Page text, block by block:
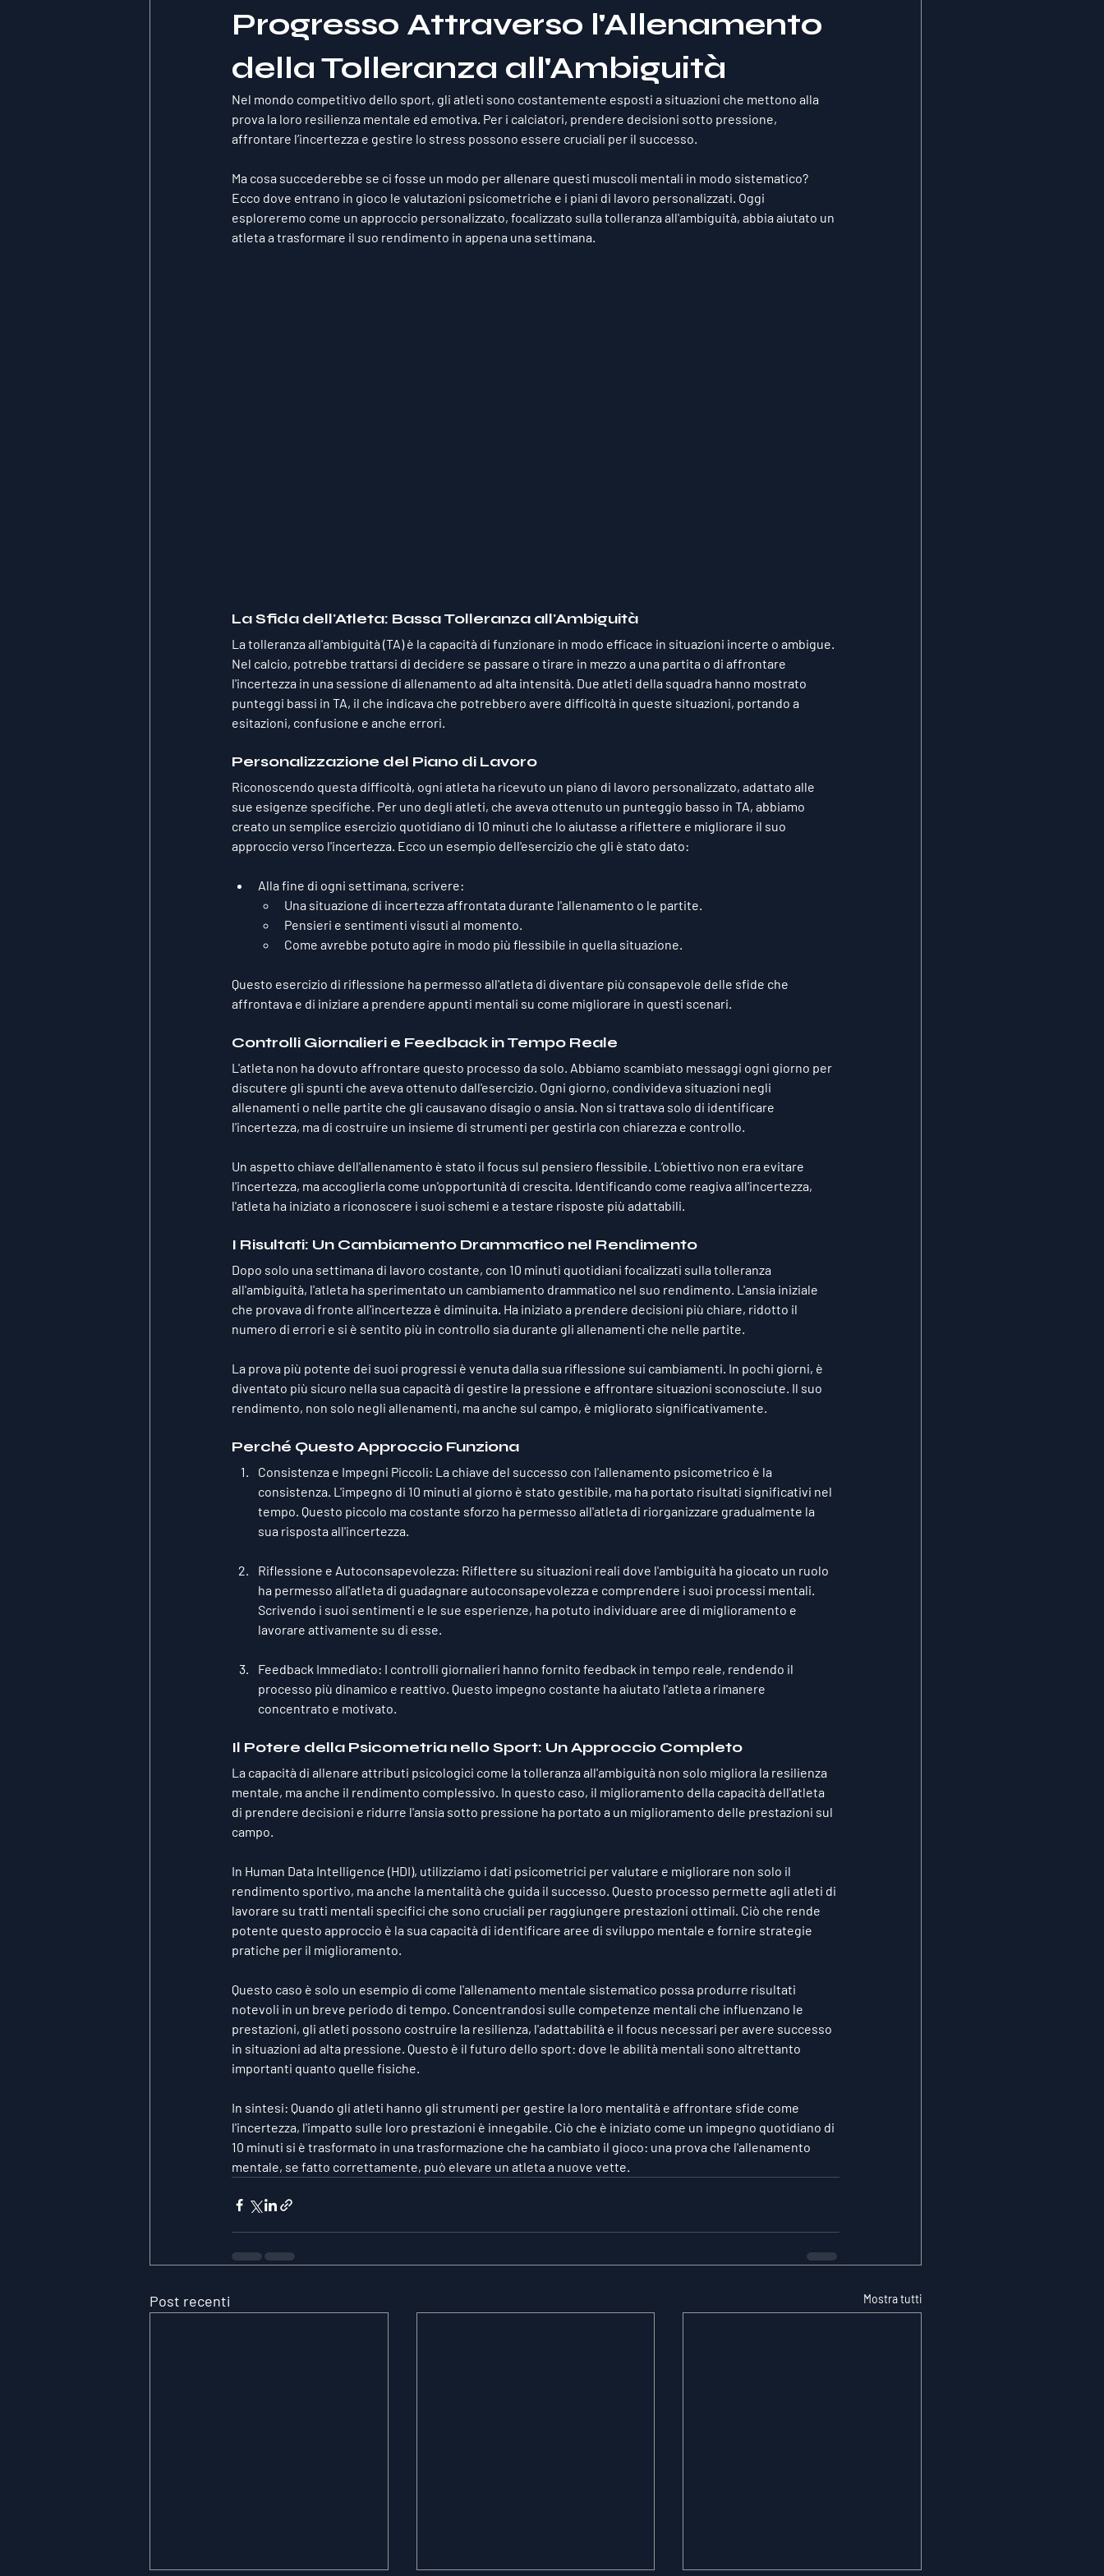
Progresso Attraverso l'Allenamento
della Tolleranza all'Ambiguità
Nel mondo competitivo dello sport, gli atleti sono costantemente esposti a situazioni che mettono alla
prova la loro resilienza mentale ed emotiva. Per i calciatori, prendere decisioni sotto pressione,
affrontare l’incertezza e gestire lo stress possono essere cruciali per il successo.
Ma cosa succederebbe se ci fosse un modo per allenare questi muscoli mentali in modo sistematico?
Ecco dove entrano in gioco le valutazioni psicometriche e i piani di lavoro personalizzati. Oggi
esploreremo come un approccio personalizzato, focalizzato sulla tolleranza all'ambiguità, abbia aiutato un
atleta a trasformare il suo rendimento in appena una settimana.
La Sfida dell'Atleta: Bassa Tolleranza all'Ambiguità
La tolleranza all'ambiguità (TA) è la capacità di funzionare in modo efficace in situazioni incerte o ambigue.
Nel calcio, potrebbe trattarsi di decidere se passare o tirare in mezzo a una partita o di affrontare
l'incertezza in una sessione di allenamento ad alta intensità. Due atleti della squadra hanno mostrato
punteggi bassi in TA, il che indicava che potrebbero avere difficoltà in queste situazioni, portando a
esitazioni, confusione e anche errori.
Personalizzazione del Piano di Lavoro
Riconoscendo questa difficoltà, ogni atleta ha ricevuto un piano di lavoro personalizzato, adattato alle
sue esigenze specifiche. Per uno degli atleti, che aveva ottenuto un punteggio basso in TA, abbiamo
creato un semplice esercizio quotidiano di 10 minuti che lo aiutasse a riflettere e migliorare il suo
approccio verso l'incertezza. Ecco un esempio dell'esercizio che gli è stato dato:
Alla fine di ogni settimana, scrivere:
Una situazione di incertezza affrontata durante l'allenamento o le partite.
Pensieri e sentimenti vissuti al momento.
Come avrebbe potuto agire in modo più flessibile in quella situazione.
Questo esercizio di riflessione ha permesso all'atleta di diventare più consapevole delle sfide che
affrontava e di iniziare a prendere appunti mentali su come migliorare in questi scenari.
Controlli Giornalieri e Feedback in Tempo Reale
L'atleta non ha dovuto affrontare questo processo da solo. Abbiamo scambiato messaggi ogni giorno per
discutere gli spunti che aveva ottenuto dall'esercizio. Ogni giorno, condivideva situazioni negli
allenamenti o nelle partite che gli causavano disagio o ansia. Non si trattava solo di identificare
l'incertezza, ma di costruire un insieme di strumenti per gestirla con chiarezza e controllo.
Un aspetto chiave dell'allenamento è stato il focus sul pensiero flessibile. L’obiettivo non era evitare
l'incertezza, ma accoglierla come un'opportunità di crescita. Identificando come reagiva all'incertezza,
l'atleta ha iniziato a riconoscere i suoi schemi e a testare risposte più adattabili.
I Risultati: Un Cambiamento Drammatico nel Rendimento
Dopo solo una settimana di lavoro costante, con 10 minuti quotidiani focalizzati sulla tolleranza
all'ambiguità, l'atleta ha sperimentato un cambiamento drammatico nel suo rendimento. L'ansia iniziale
che provava di fronte all'incertezza è diminuita. Ha iniziato a prendere decisioni più chiare, ridotto il
numero di errori e si è sentito più in controllo sia durante gli allenamenti che nelle partite.
La prova più potente dei suoi progressi è venuta dalla sua riflessione sui cambiamenti. In pochi giorni, è
diventato più sicuro nella sua capacità di gestire la pressione e affrontare situazioni sconosciute. Il suo
rendimento, non solo negli allenamenti, ma anche sul campo, è migliorato significativamente.
Perché Questo Approccio Funziona
Consistenza e Impegni Piccoli: La chiave del successo con l'allenamento psicometrico è la
consistenza. L'impegno di 10 minuti al giorno è stato gestibile, ma ha portato risultati significativi nel
tempo. Questo piccolo ma costante sforzo ha permesso all'atleta di riorganizzare gradualmente la
sua risposta all'incertezza.
Riflessione e Autoconsapevolezza: Riflettere su situazioni reali dove l'ambiguità ha giocato un ruolo
ha permesso all'atleta di guadagnare autoconsapevolezza e comprendere i suoi processi mentali.
Scrivendo i suoi sentimenti e le sue esperienze, ha potuto individuare aree di miglioramento e
lavorare attivamente su di esse.
Feedback Immediato: I controlli giornalieri hanno fornito feedback in tempo reale, rendendo il
processo più dinamico e reattivo. Questo impegno costante ha aiutato l'atleta a rimanere
concentrato e motivato.
Il Potere della Psicometria nello Sport: Un Approccio Completo
La capacità di allenare attributi psicologici come la tolleranza all'ambiguità non solo migliora la resilienza
mentale, ma anche il rendimento complessivo. In questo caso, il miglioramento della capacità dell'atleta
di prendere decisioni e ridurre l'ansia sotto pressione ha portato a un miglioramento delle prestazioni sul
campo.
In Human Data Intelligence (HDI), utilizziamo i dati psicometrici per valutare e migliorare non solo il
rendimento sportivo, ma anche la mentalità che guida il successo. Questo processo permette agli atleti di
lavorare su tratti mentali specifici che sono cruciali per raggiungere prestazioni ottimali. Ciò che rende
potente questo approccio è la sua capacità di identificare aree di sviluppo mentale e fornire strategie
pratiche per il miglioramento.
Questo caso è solo un esempio di come l'allenamento mentale sistematico possa produrre risultati
notevoli in un breve periodo di tempo. Concentrandosi sulle competenze mentali che influenzano le
prestazioni, gli atleti possono costruire la resilienza, l'adattabilità e il focus necessari per avere successo
in situazioni ad alta pressione. Questo è il futuro dello sport: dove le abilità mentali sono altrettanto
importanti quanto quelle fisiche.
In sintesi: Quando gli atleti hanno gli strumenti per gestire la loro mentalità e affrontare sfide come
l'incertezza, l'impatto sulle loro prestazioni è innegabile. Ciò che è iniziato come un impegno quotidiano di
10 minuti si è trasformato in una trasformazione che ha cambiato il gioco: una prova che l'allenamento
mentale, se fatto correttamente, può elevare un atleta a nuove vette.
Post recenti Mostra tutti